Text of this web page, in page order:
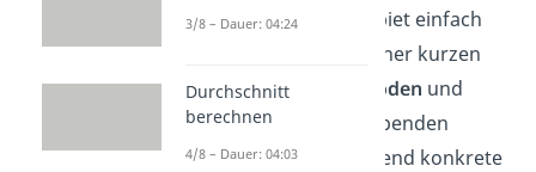
wir dir dieses Themengebiet einfach
und verständlich. Nach einer kurzen
Übersicht über die
Methoden und
Kennzahlender beschreibenden
Statistik folgen anschließend konkrete
3/8 – Dauer: 04:24
Durchschnitt
berechnen
4/8 – Dauer: 04:03